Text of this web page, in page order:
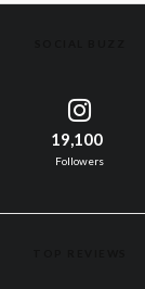
19,100
Followers